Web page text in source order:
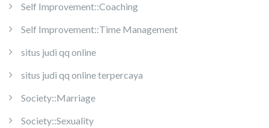
Self Improvement::Coaching
Self Improvement::Time Management
situs judi qq online
situs judi qq online terpercaya
Society::Marriage
Society::Sexuality